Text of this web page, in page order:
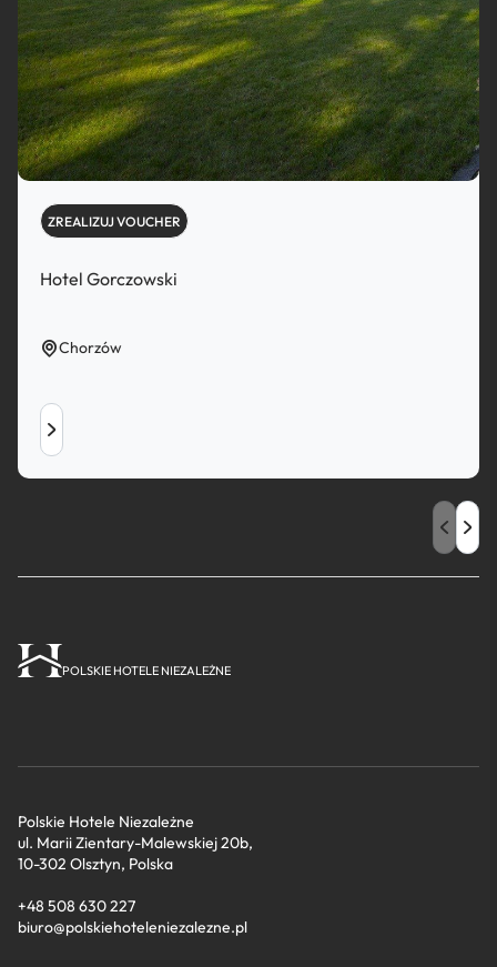
ZREALIZUJ VOUCHER
Hotel Gorczowski
Chorzów
POLSKIE HOTELE NIEZALEŻNE
Polskie Hotele Niezależne
ul. Marii Zientary-Malewskiej 20b,
10-302 Olsztyn, Polska
+48 508 630 227
biuro@polskiehoteleniezalezne.pl